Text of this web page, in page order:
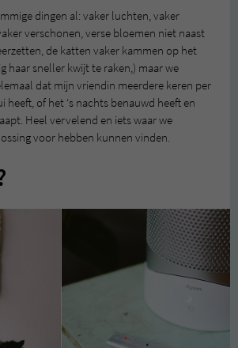
dingen al: vaker luchten, vaker
verschonen, verse bloemen niet naast
de katten vaker kammen op het
haar sneller kwijt te raken,) maar we
dat mijn vriendin meerdere keren per
heeft, of het ‘s nachts benauwd heeft en
Heel vervelend en iets waar we
voor hebben kunnen vinden.